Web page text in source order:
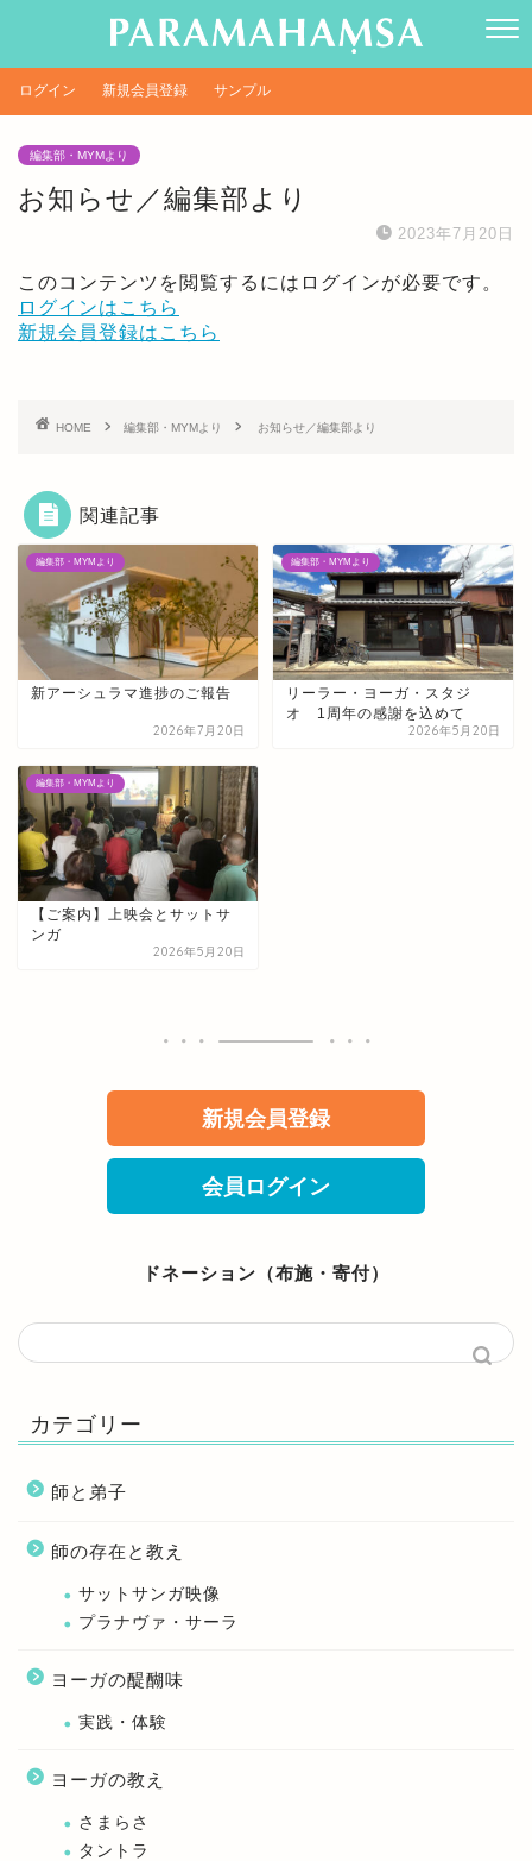
ログイン 新規会員登録 サンプル
編集部・MYMより
お知らせ／編集部より
2023年7月20日
このコンテンツを閲覧するにはログインが必要です。
ログインはこちら
新規会員登録はこちら
HOME 編集部・MYMより お知らせ／編集部より
関連記事
編集部・MYMより
新アーシュラマ進捗のご報告
2026年7月20日
編集部・MYMより
リーラー・ヨーガ・スタジ
オ 1周年の感謝を込めて
2026年5月20日
編集部・MYMより
【ご案内】上映会とサットサ
ンガ
2026年5月20日
新規会員登録
会員ログイン
ドネーション（布施・寄付）
カテゴリー
師と弟子
師の存在と教え
サットサンガ映像
プラナヴァ・サーラ
ヨーガの醍醐味
実践・体験
ヨーガの教え
さまらさ
タントラ